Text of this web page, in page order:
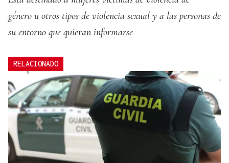
género u otros tipos de violencia sexual y a las personas de
su entorno que quieran informarse
RELACIONADO